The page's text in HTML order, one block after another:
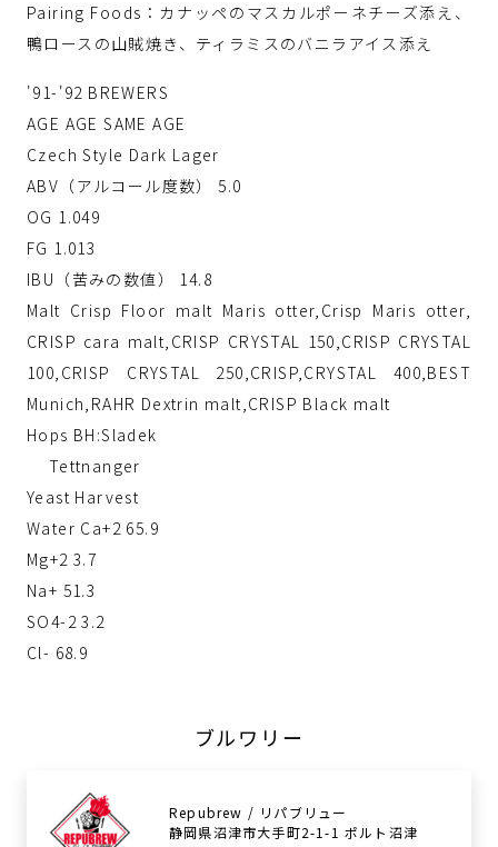
Pairing Foods：カナッペのマスカルポーネチーズ添え、
鴨ロースの山賊焼き、ティラミスのバニラアイス添え
'91-'92 BREWERS
AGE AGE SAME AGE
Czech Style Dark Lager
ABV（アルコール度数） 5.0
OG 1.049
FG 1.013
IBU（苦みの数値） 14.8
Malt Crisp Floor malt Maris otter,Crisp Maris otter,
CRISP cara malt,CRISP CRYSTAL 150,CRISP CRYSTAL
100,CRISP CRYSTAL 250,CRISP,CRYSTAL 400,BEST
Munich,RAHR Dextrin malt,CRISP Black malt
Hops BH:Sladek
Tettnanger
Yeast Harvest
Water Ca+2 65.9
Mg+2 3.7
Na+ 51.3
SO4-2 3.2
Cl- 68.9
ブルワリー
Repubrew / リパブリュー
静岡県沼津市大手町2-1-1 ポルト沼津